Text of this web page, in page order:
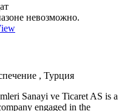
невозможно.
, Турция
Sanayi ve Ticaret AS is a
engaged in the